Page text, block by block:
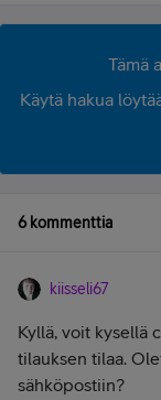
Tämä
Käytä hakua
6 kommenttia
kiisseli67
Kyllä, voit kysellä
tilauksen tilaa.
sähköpostiin?